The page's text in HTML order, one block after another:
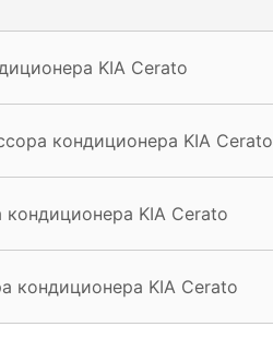
KIA Cerato
кондиционера KIA Cerato
KIA Cerato
кондиционера KIA Cerato